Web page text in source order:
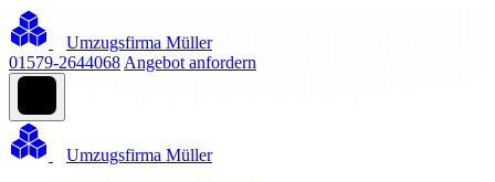
Umzugsfirma Müller
01579-2644068 Angebot anfordern
Umzugsfirma Müller